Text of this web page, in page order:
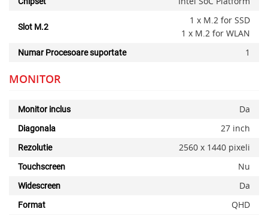
Slot M.2
1 x M.2 for SSD
1 x M.2 for WLAN
Numar Procesoare suportate 1
MONITOR
Monitor inclus Da
Diagonala 27 inch
Rezolutie 2560 x 1440 pixeli
Touchscreen Nu
Widescreen Da
Format QHD
x